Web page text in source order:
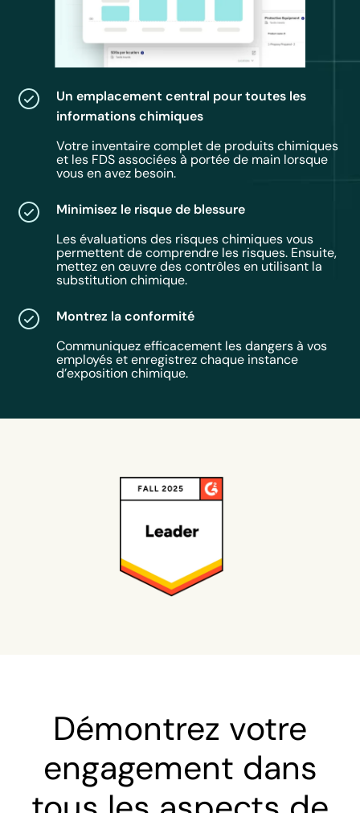
Un emplacement central pour toutes les
informations chimiques
Votre inventaire complet de produits chimiques
et les FDS associées à portée de main lorsque
vous en avez besoin.
Minimisez le risque de blessure
Les évaluations des risques chimiques vous
permettent de comprendre les risques. Ensuite,
mettez en œuvre des contrôles en utilisant la
substitution chimique.
Montrez la conformité
Communiquez efficacement les dangers à vos
employés et enregistrez chaque instance
d’exposition chimique.
Démontrez votre
engagement dans